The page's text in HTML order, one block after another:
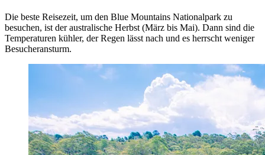
Die beste Reisezeit, um den Blue Mountains Nationalpark zu
besuchen, ist der australische Herbst (März bis Mai). Dann sind die
Temperaturen kühler, der Regen lässt nach und es herrscht weniger
Besucheransturm.